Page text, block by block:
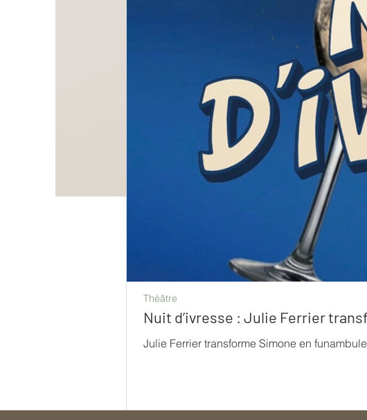
Nuit d’ivresse : Julie Ferrier
Julie Ferrier transforme Simone en
Théâtre